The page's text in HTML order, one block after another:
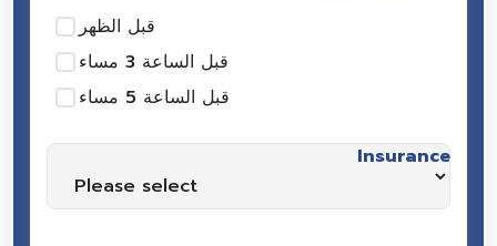
شهر
مائلة
قبل الظهر
قبل الساعة 3 مساء
قبل الساعة 5 مساء
Insurance